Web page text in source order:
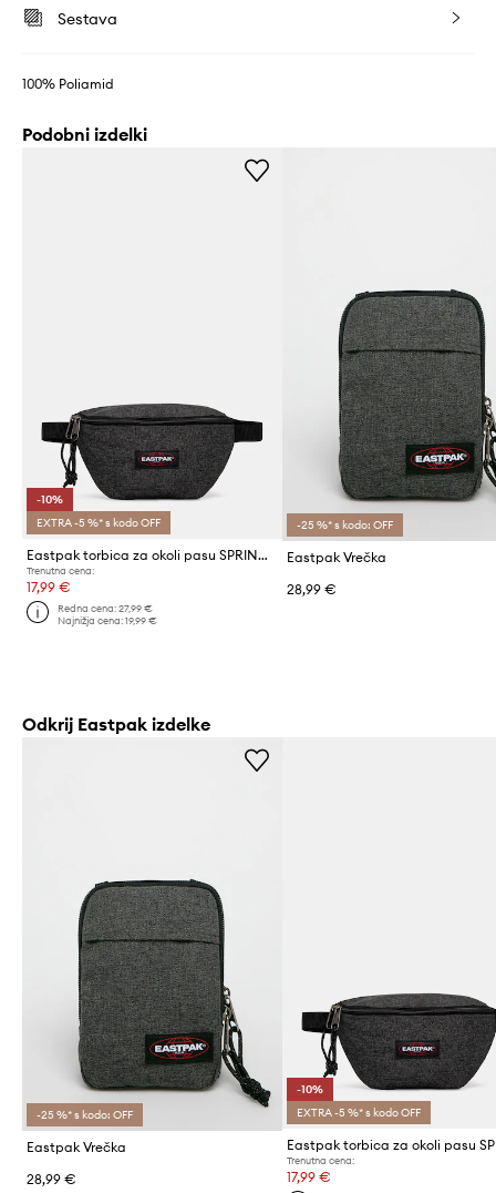
Sestava
100% Poliamid
Podobni izdelki
-10%
EXTRA -5 %* s kodo OFF
Eastpak torbica za okoli pasu SPRINGER
Trenutna cena:
17,99 €
Redna cena:27,99 €
Najnižja cena:19,99 €
-25 %* s kodo: OFF
Eastpak Vrečka
28,99 €
Odkrij Eastpak izdelke
-25 %* s kodo: OFF
Eastpak Vrečka
28,99 €
-10%
EXTRA -5 %* s kodo OFF
Trenutna cena:
17,99 €